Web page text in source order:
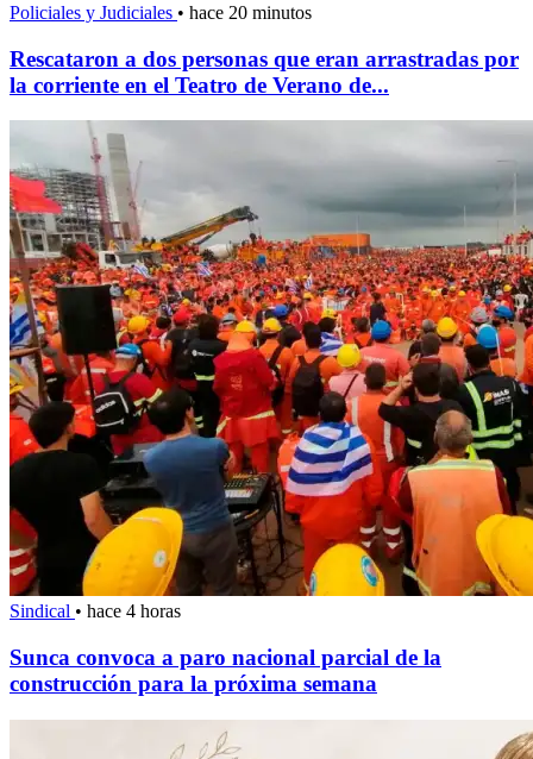
Policiales y Judiciales • hace 20 minutos
Rescataron a dos personas que eran arrastradas por
la corriente en el Teatro de Verano de...
Sindical • hace 4 horas
Sunca convoca a paro nacional parcial de la
construcción para la próxima semana